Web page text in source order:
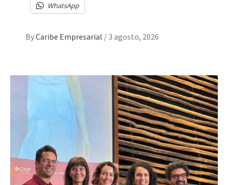
WhatsApp
ByCaribe Empresarial / 3 agosto, 2026